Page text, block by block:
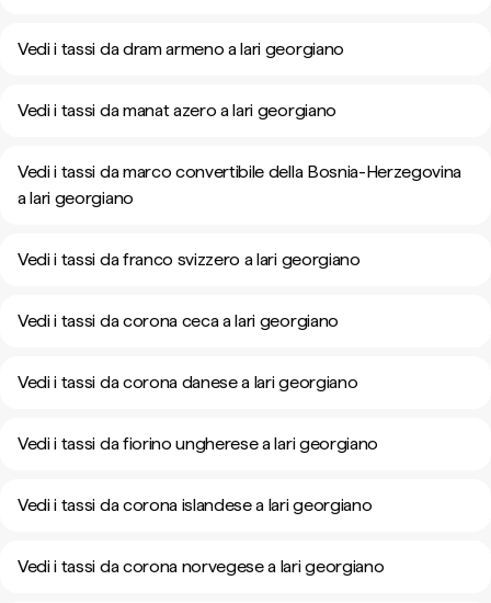
Vedi i tassi da dram armeno a lari georgiano
Vedi i tassi da manat azero a lari georgiano
Vedi i tassi da marco convertibile della Bosnia-Herzegovina
a lari georgiano
Vedi i tassi da franco svizzero a lari georgiano
Vedi i tassi da corona ceca a lari georgiano
Vedi i tassi da corona danese a lari georgiano
Vedi i tassi da fiorino ungherese a lari georgiano
Vedi i tassi da corona islandese a lari georgiano
Vedi i tassi da corona norvegese a lari georgiano